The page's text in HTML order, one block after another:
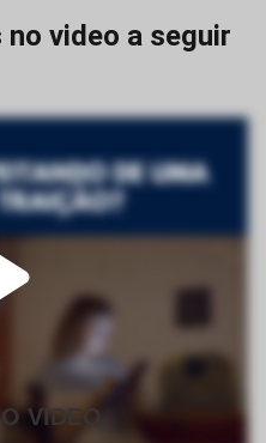
video a seguir
VIDEO